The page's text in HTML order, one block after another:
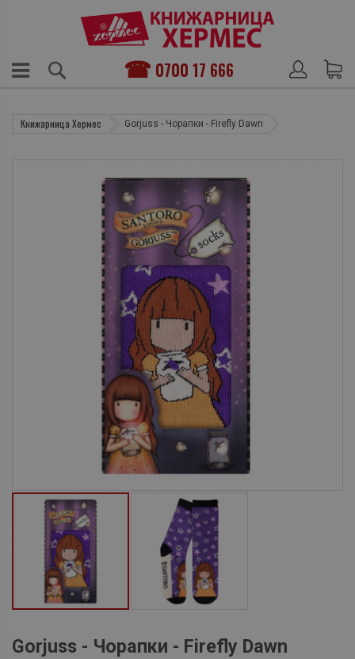
0700 17 666
Книжарница Хермес Gorjuss - Чорапки - Firefly Dawn
Gorjuss - Чорапки - Firefly Dawn